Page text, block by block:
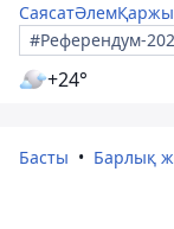
СаясатӘлемҚаржы
#Референдум-
+24°
Басты Барлық